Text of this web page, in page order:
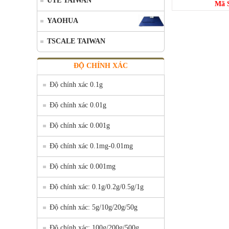
YAOHUA
TSCALE TAIWAN
ĐỘ CHÍNH XÁC
Độ chính xác 0.1g
Độ chính xác 0.01g
Độ chính xác 0.001g
Độ chính xác 0.1mg-0.01mg
Độ chính xác 0.001mg
Độ chính xác: 0.1g/0.2g/0.5g/1g
Độ chính xác: 5g/10g/20g/50g
Mã